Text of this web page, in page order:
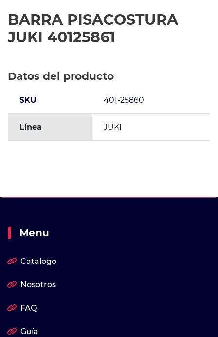
BARRA PISACOSTURA
JUKI 40125861
Datos del producto
SKU 401-25860
Línea JUKI
Menu
Catalogo
Nosotros
FAQ
Guía